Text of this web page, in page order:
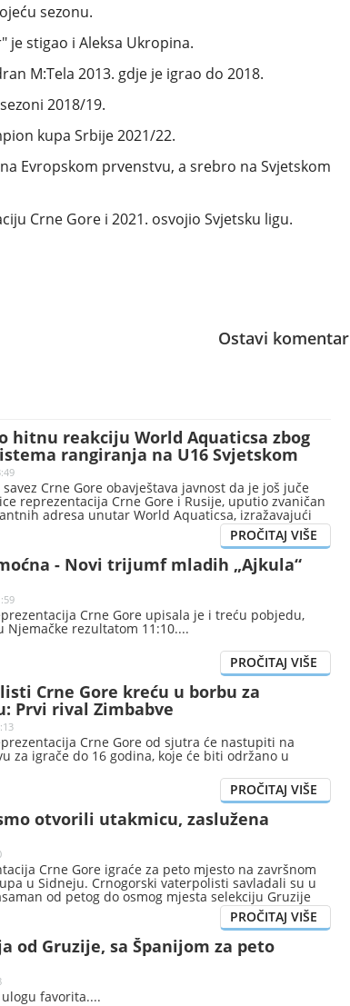
sezonu.
je stigao i Aleksa Ukropina.
M:Tela 2013. gdje je igrao do 2018.
2018/19.
kupa Srbije 2021/22.
Evropskom prvenstvu, a srebro na Svjetskom
Crne Gore i 2021. osvojio Svjetsku ligu.
Ostavi komentar
hitnu reakciju World Aquaticsa zbog
rangiranja na U16 Svjetskom
Crne Gore obavještava javnost da je još juče
reprezentacija Crne Gore i Rusije, uputio zvaničan
adresa unutar World Aquaticsa, izražavajući
zbog sistema bodovanja i rangiranja koji se
prvenstvu za vaterpoliste do 16 godina u
- Novi trijumf mladih „Ajkula“
Crne Gore upisala je i treću pobjedu,
Njemačke rezultatom 11:10.
Crne Gore kreću u borbu za
Prvi rival Zimbabve
Crne Gore od sjutra će nastupiti na
za igrače do 16 godina, koje će biti održano u
otvorili utakmicu, zaslužena
Crne Gore igraće za peto mjesto na završnom
u Sidneju. Crnogorski vaterpolisti savladali su u
od petog do osmog mjesta selekciju Gruzije
od Gruzije, sa Španijom za peto
favorita.